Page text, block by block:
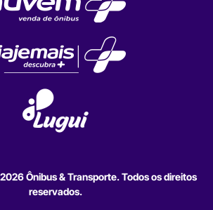
Ônibus & Transporte. Todos os direitos
reservados.